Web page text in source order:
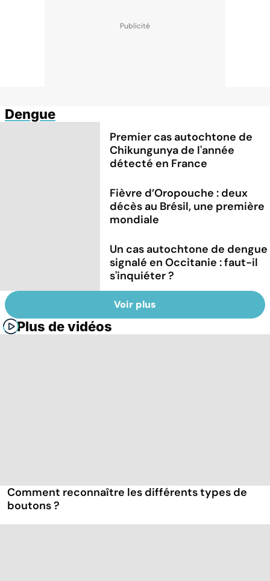
Dengue
Premier cas autochtone de
Chikungunya de l'année
détecté en France
Fièvre d’Oropouche : deux
décès au Brésil, une première
mondiale
Un cas autochtone de dengue
signalé en Occitanie : faut-il
s'inquiéter ?
Voir plus
Plus de vidéos
Comment reconnaître les différents types de
boutons ?